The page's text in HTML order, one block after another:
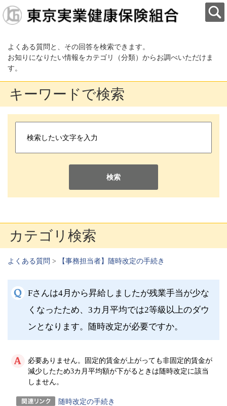
よくある質問と、その回答を検索できます。
お知りになりたい情報をカテゴリ（分類）からお調べいただけま
す。
キーワードで検索
検索
カテゴリ検索
よくある質問 > 【事務担当者】随時改定の手続き
Fさんは4月から昇給しましたが残業手当が少な
くなったため、3カ月平均では2等級以上のダウ
ンとなります。随時改定が必要ですか。
必要ありません。固定的賃金が上がっても非固定的賃金が
減少したため3カ月平均額が下がるときは随時改定に該当
しません。
随時改定の手続き